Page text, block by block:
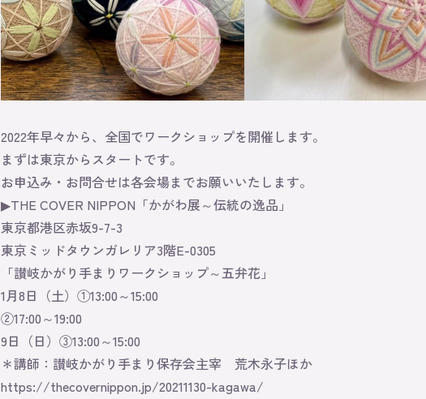
2022年早々から、全国でワークショップを開催します。
まずは東京からスタートです。
お申込み・お問合せは各会場までお願いいたします。
▶THE COVER NIPPON「かがわ展～伝統の逸品」
東京都港区赤坂9-7-3
東京ミッドタウンガレリア3階E-0305
「讃岐かがり手まりワークショップ～五弁花」
1月8日（土）①13:00～15:00
②17:00～19:00
9日（日）③13:00～15:00
＊講師：讃岐かがり手まり保存会主宰 荒木永子ほか
https://thecovernippon.jp/20211130-kagawa/